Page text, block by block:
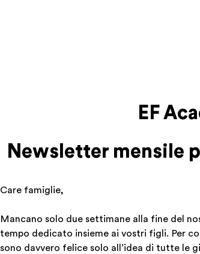
EF
Newsletter mensile
Care famiglie,
Mancano solo due settimane alla fine del
tempo dedicato insieme ai vostri figli. Per
sono davvero felice solo all’idea di tutte le